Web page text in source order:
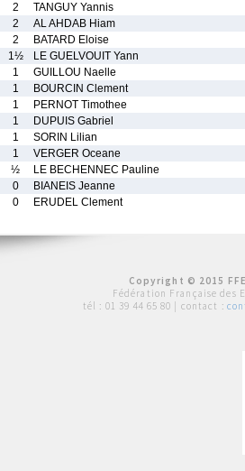
2
TANGUY Yannis
2
AL AHDAB Hiam
2
BATARD Eloise
1½
LE GUELVOUIT Yann
1
GUILLOU Naelle
1
BOURCIN Clement
1
PERNOT Timothee
1
DUPUIS Gabriel
1
SORIN Lilian
1
VERGER Oceane
½
LE BECHENNEC Pauline
0
BIANEIS Jeanne
0 ERUDEL Clement
Copyright © 2015
Fédération Française des
tél : 01 39 44 65 80 | contact :